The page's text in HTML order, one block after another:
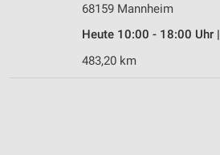
68159 Mannheim
Heute 10:00 - 18:00 Uhr |
483,20 km